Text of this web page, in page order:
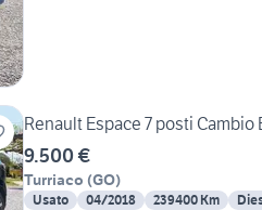
Renault Espace 7 posti Cambio
9.500 €
Turriaco (GO)
Usato 04/2018 239400 Km